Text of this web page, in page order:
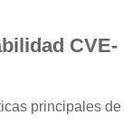
CVE-
principales de